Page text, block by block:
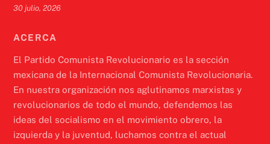
30 julio, 2026
ACERCA
El Partido Comunista Revolucionario es la sección
mexicana de la Internacional Comunista Revolucionaria.
En nuestra organización nos aglutinamos marxistas y
revolucionarios de todo el mundo, defendemos las
ideas del socialismo en el movimiento obrero, la
izquierda y la juventud, luchamos contra el actual